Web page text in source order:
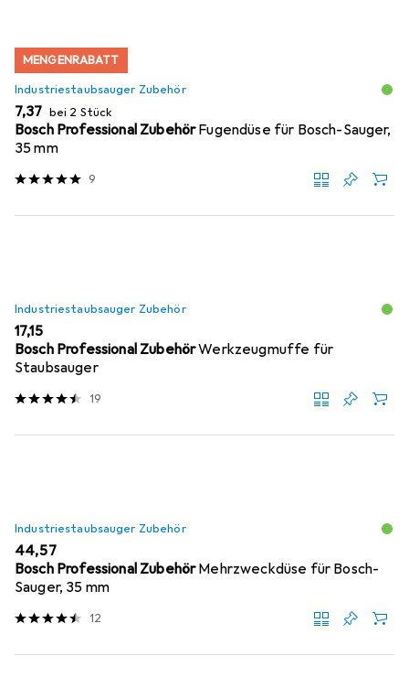
MENGENRABATT
Industriestaubsauger Zubehör
EUR
7,37 bei 2 Stück
Bosch Professional ZubehörFugendüse für Bosch-Sauger,
35 mm
9
Industriestaubsauger Zubehör
EUR
17,15
Bosch Professional ZubehörWerkzeugmuffe für
Staubsauger
19
Industriestaubsauger Zubehör
EUR
44,57
Bosch Professional ZubehörMehrzweckdüse für Bosch-
Sauger, 35 mm
12